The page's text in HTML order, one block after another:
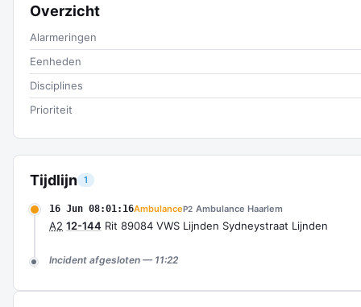
Tijdlijn 1
16 Jun 08:01:16AmbulanceP2 Ambulance Haarlem
A2 12-144 Rit 89084 VWS Lijnden Sydneystraat Lijnden
Incident afgesloten — 11:22
Overzicht
Alarmeringen
Eenheden
Disciplines
Prioriteit